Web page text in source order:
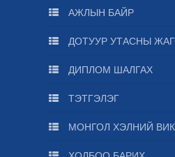
АЖЛЫН БАЙР
ДОТУУР УТАСНЫ
ДИПЛОМ ШАЛГАХ
ТЭТГЭЛЭГ
МОНГОЛ ХЭЛНИЙ